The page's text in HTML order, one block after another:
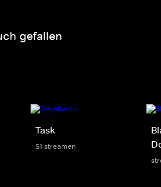
gefallen
Task
S1 streamen